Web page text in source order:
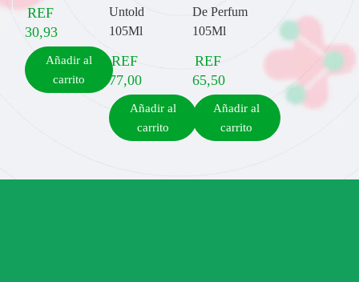
REF
30,93
Añadir al
carrito
Untold
105Ml
REF
77,00
Añadir al
carrito
De Perfum
105Ml
REF
65,50
Añadir al
carrito